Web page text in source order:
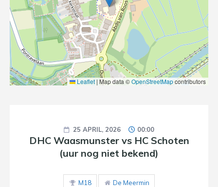
Leaflet | Map data ©OpenStreetMapcontributors
25 APRIL, 2026 00:00
DHC Waasmunster vs HC Schoten
(uur nog niet bekend)
M18 De Meermin